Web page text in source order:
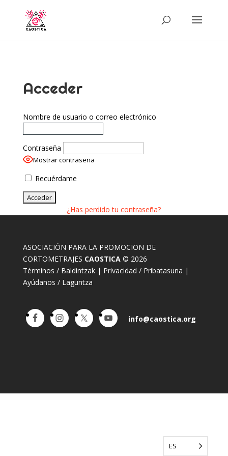
Acceder
Nombre de usuario o correo electrónico
Contraseña
Mostrar contraseña
Recuérdame
¿Has perdido tu contraseña?
ASOCIACIÓN PARA LA PROMOCION DE
CORTOMETRAJES CAOSTICA© 2026
Términos / Baldintzak| Privacidad / Pribatasuna |
Ayúdanos / Laguntza
info@caostica.org
ES